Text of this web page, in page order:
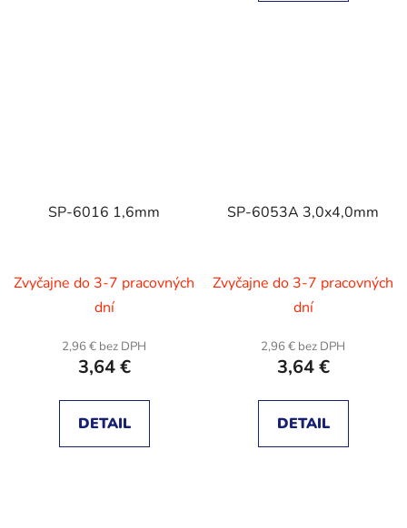
SP-6016 1,6mm
Zvyčajne do 3-7 pracovných
dní
2,96 € bez DPH
3,64 €
DETAIL
SP-6053A 3,0x4,0mm
Zvyčajne do 3-7 pracovných
dní
2,96 € bez DPH
3,64 €
DETAIL